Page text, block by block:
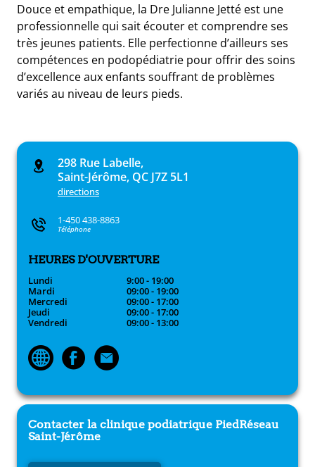
Douce et empathique, la Dre Julianne Jetté est une
professionnelle qui sait écouter et comprendre ses
très jeunes patients. Elle perfectionne d’ailleurs ses
compétences en podopédiatrie pour offrir des soins
d’excellence aux enfants souffrant de problèmes
variés au niveau de leurs pieds.
298 Rue Labelle,
Saint-Jérôme, QC J7Z 5L1
directions
1-450 438-8863
Téléphone
HEURES D'OUVERTURE
Lundi
9:00 - 19:00
Mardi
09:00 - 19:00
Mercredi
09:00 - 17:00
Jeudi
09:00 - 17:00
Vendredi
09:00 - 13:00
Contacter la clinique podiatrique PiedRéseau
Saint-Jérôme